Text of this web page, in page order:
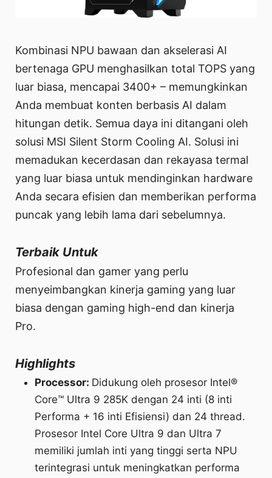
Kombinasi NPU bawaan dan akselerasi AI
bertenaga GPU menghasilkan total TOPS yang
luar biasa, mencapai 3400+ – memungkinkan
Anda membuat konten berbasis AI dalam
hitungan detik. Semua daya ini ditangani oleh
solusi MSI Silent Storm Cooling AI. Solusi ini
memadukan kecerdasan dan rekayasa termal
yang luar biasa untuk mendinginkan hardware
Anda secara efisien dan memberikan performa
puncak yang lebih lama dari sebelumnya.
Terbaik Untuk
Profesional dan gamer yang perlu
menyeimbangkan kinerja gaming yang luar
biasa dengan gaming high-end dan kinerja
Pro.
Highlights
Processor: Didukung oleh prosesor Intel®
Core™ Ultra 9 285K dengan 24 inti (8 inti
Performa + 16 inti Efisiensi) dan 24 thread.
Prosesor Intel Core Ultra 9 dan Ultra 7
memiliki jumlah inti yang tinggi serta NPU
terintegrasi untuk meningkatkan performa